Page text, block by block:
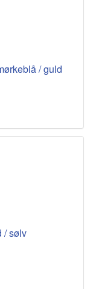
/ guld
/ sølv